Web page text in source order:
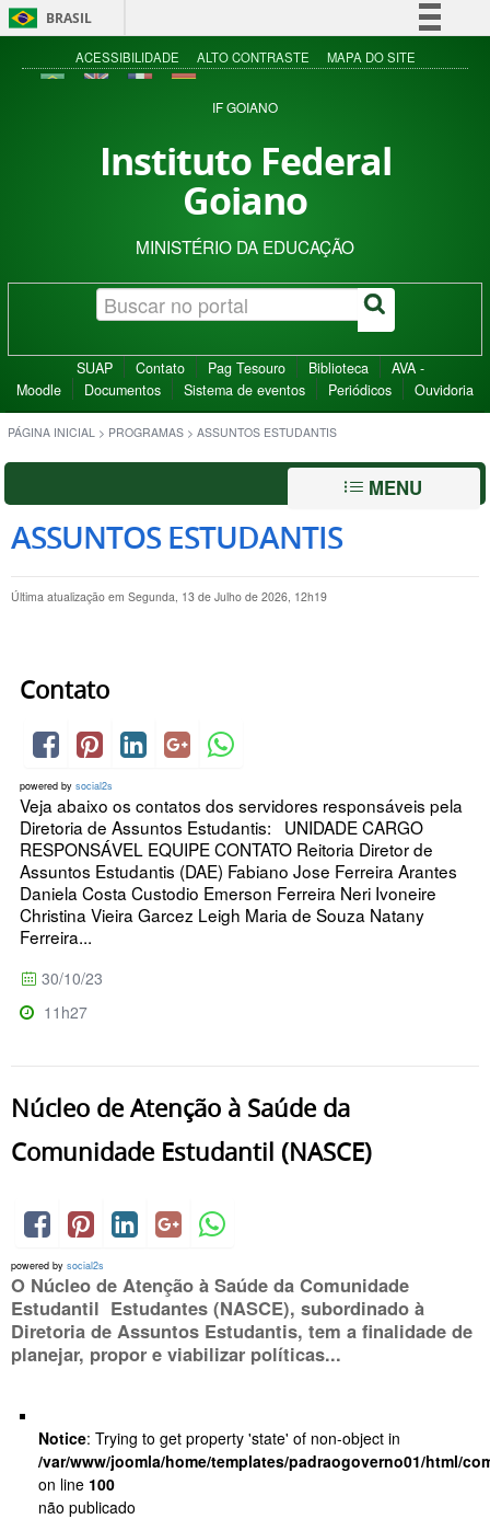
BRASIL
Simplifique!
Acesso à informação
ACESSIBILIDADE ALTO CONTRASTE MAPA DO SITE
IF GOIANO
Instituto Federal
Goiano
MINISTÉRIO DA EDUCAÇÃO
SUAP Contato Pag Tesouro Biblioteca
AVA -
Moodle
Documentos Sistema de eventos Periódicos Ouvidoria
PÁGINA INICIAL > PROGRAMAS > ASSUNTOS ESTUDANTIS
MENU
ASSUNTOS ESTUDANTIS
Última atualização em Segunda, 13 de Julho de 2026, 12h19
Contato
powered by social2s
Veja abaixo os contatos dos servidores responsáveis pela
Diretoria de Assuntos Estudantis: UNIDADE CARGO
RESPONSÁVEL EQUIPE CONTATO Reitoria Diretor de
Assuntos Estudantis (DAE) Fabiano Jose Ferreira Arantes
Daniela Costa Custodio Emerson Ferreira Neri Ivoneire
Christina Vieira Garcez Leigh Maria de Souza Natany
Ferreira...
30/10/23
11h27
Núcleo de Atenção à Saúde da
Comunidade Estudantil (NASCE)
powered by social2s
O Núcleo de Atenção à Saúde da Comunidade
Estudantil Estudantes (NASCE), subordinado à
Diretoria de Assuntos Estudantis, tem a finalidade de
planejar, propor e viabilizar políticas...
Notice: Trying to get property 'state' of non-object in
/var/www/joomla/home/templates/padraogoverno01/html/
on line 100
não publicado